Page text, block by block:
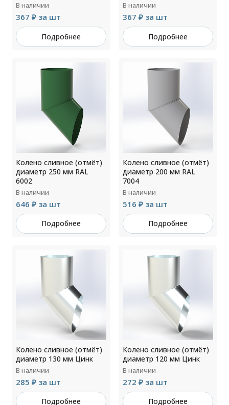
В наличии
367 ₽ за шт
Подробнее
В наличии
367 ₽ за шт
Подробнее
Колено сливное (отмёт)
диаметр 250 мм RAL
6002
В наличии
646 ₽ за шт
Подробнее
Колено сливное (отмёт)
диаметр 200 мм RAL
7004
В наличии
516 ₽ за шт
Подробнее
Колено сливное (отмёт)
диаметр 130 мм Цинк
В наличии
285 ₽ за шт
Подробнее
Колено сливное (отмёт)
диаметр 120 мм Цинк
В наличии
272 ₽ за шт
Подробнее